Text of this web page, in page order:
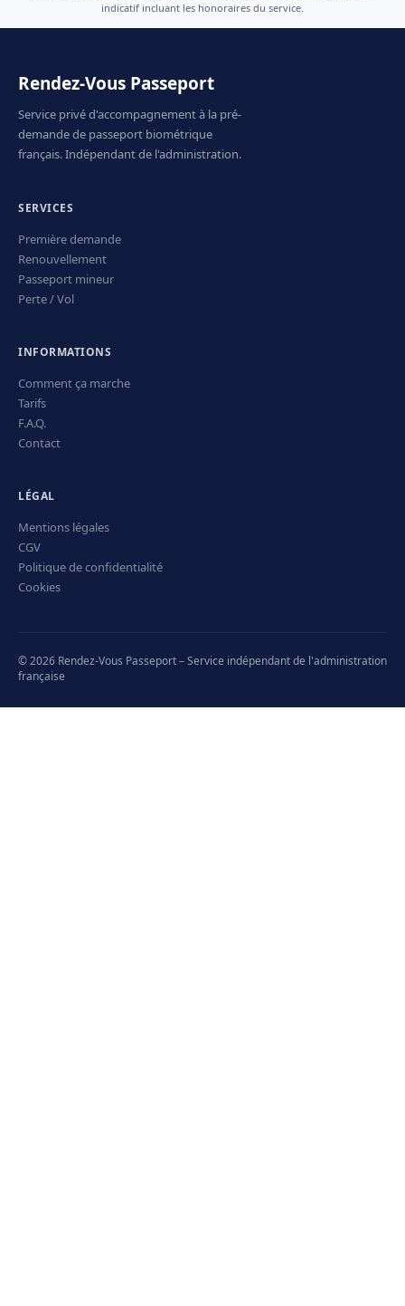
indicatif incluant les honoraires du service.
Rendez-Vous Passeport
Service privé d'accompagnement à la pré-
demande de passeport biométrique
français. Indépendant de l'administration.
SERVICES
Première demande
Renouvellement
Passeport mineur
Perte / Vol
INFORMATIONS
Comment ça marche
Tarifs
F.A.Q.
Contact
LÉGAL
Mentions légales
CGV
Politique de confidentialité
Cookies
© 2026 Rendez-Vous Passeport – Service indépendant de l'administration
française